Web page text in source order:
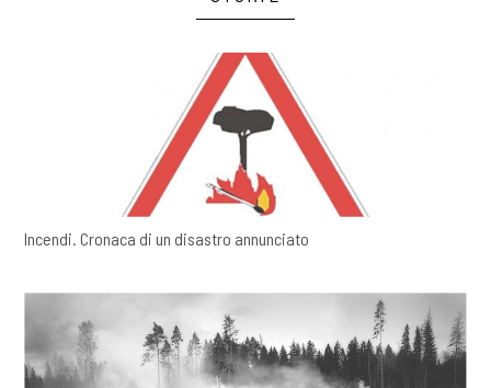
Incendi. Cronaca di un disastro annunciato